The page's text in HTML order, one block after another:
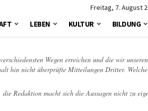
Freitag, 7. August
LEBEN KULTUR BILDUNG
Wegen erreichen und die wir
hin nicht überprüfte Mitteilungen Dritter.
Redaktion macht sich die Aussagen nicht zu